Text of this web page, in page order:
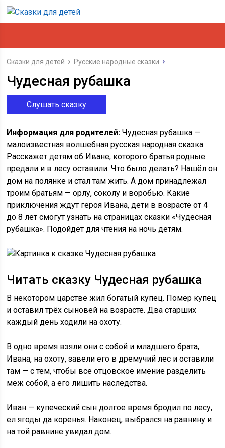
Сказки для детей Русские народные сказки
Чудесная рубашка
Слушать сказку
Информация для родителей: Чудесная рубашка —
малоизвестная волшебная русская народная сказка.
Расскажет детям об Иване, которого братья родные
предали и в лесу оставили. Что было делать? Нашёл он
дом на полянке и стал там жить. А дом принадлежал
троим братьям — орлу, соколу и воробью. Какие
приключения ждут героя Ивана, дети в возрасте от 4
до 8 лет смогут узнать на страницах сказки «Чудесная
рубашка». Подойдёт для чтения на ночь детям.
Читать сказку Чудесная рубашка
В некотором царстве жил богатый купец. Помер купец
и оставил трёх сыновей на возрасте. Два старших
каждый день ходили на охоту.
В одно время взяли они с собой и младшего брата,
Ивана, на охоту, завели его в дремучий лес и оставили
там — с тем, чтобы все отцовское имение разделить
меж собой, а его лишить наследства.
Иван — купеческий сын долгое время бродил по лесу,
ел ягоды да коренья. Наконец, выбрался на равнину и
на той равнине увидал дом.